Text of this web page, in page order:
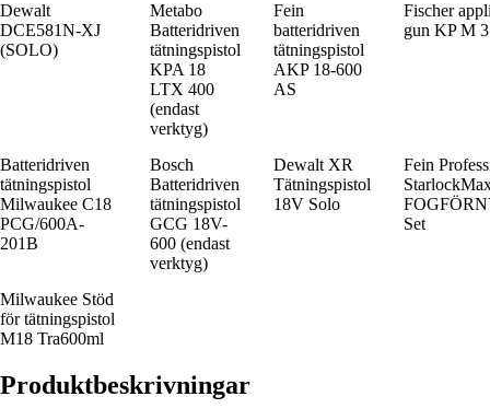
Dewalt
DCE581N-XJ
(SOLO)
Metabo
Batteridriven
tätningspistol
KPA 18
LTX 400
(endast
verktyg)
Fein
batteridriven
tätningspistol
AKP 18-600
AS
Fischer
gun KP M 3
Batteridriven
tätningspistol
Milwaukee C18
PCG/600A-
201B
Bosch
Batteridriven
tätningspistol
GCG 18V-
600 (endast
verktyg)
Dewalt XR
Tätningspistol
18V Solo
Fein
Set
Milwaukee Stöd
för tätningspistol
M18 Tra600ml
Produktbeskrivningar